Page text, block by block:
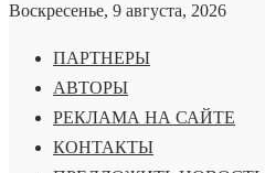
Воскресенье, 9 августа, 2026
ПАРТНЕРЫ
АВТОРЫ
РЕКЛАМА НА САЙТЕ
КОНТАКТЫ